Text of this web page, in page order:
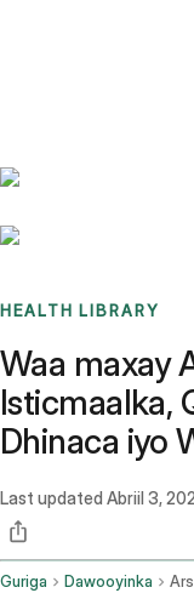
HEALTH LIBRARY
Waa maxay
Isticmaalka,
Dhinaca iyo
Last updated Abriil 3,
Guriga Dawooyinka